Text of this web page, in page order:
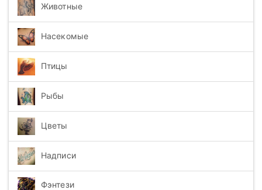
Животные
Насекомые
Птицы
Рыбы
Цветы
Надписи
Фэнтези